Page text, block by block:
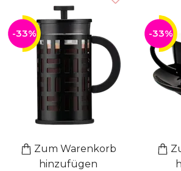
-33%
Zum Warenkorb
hinzufügen
-33%